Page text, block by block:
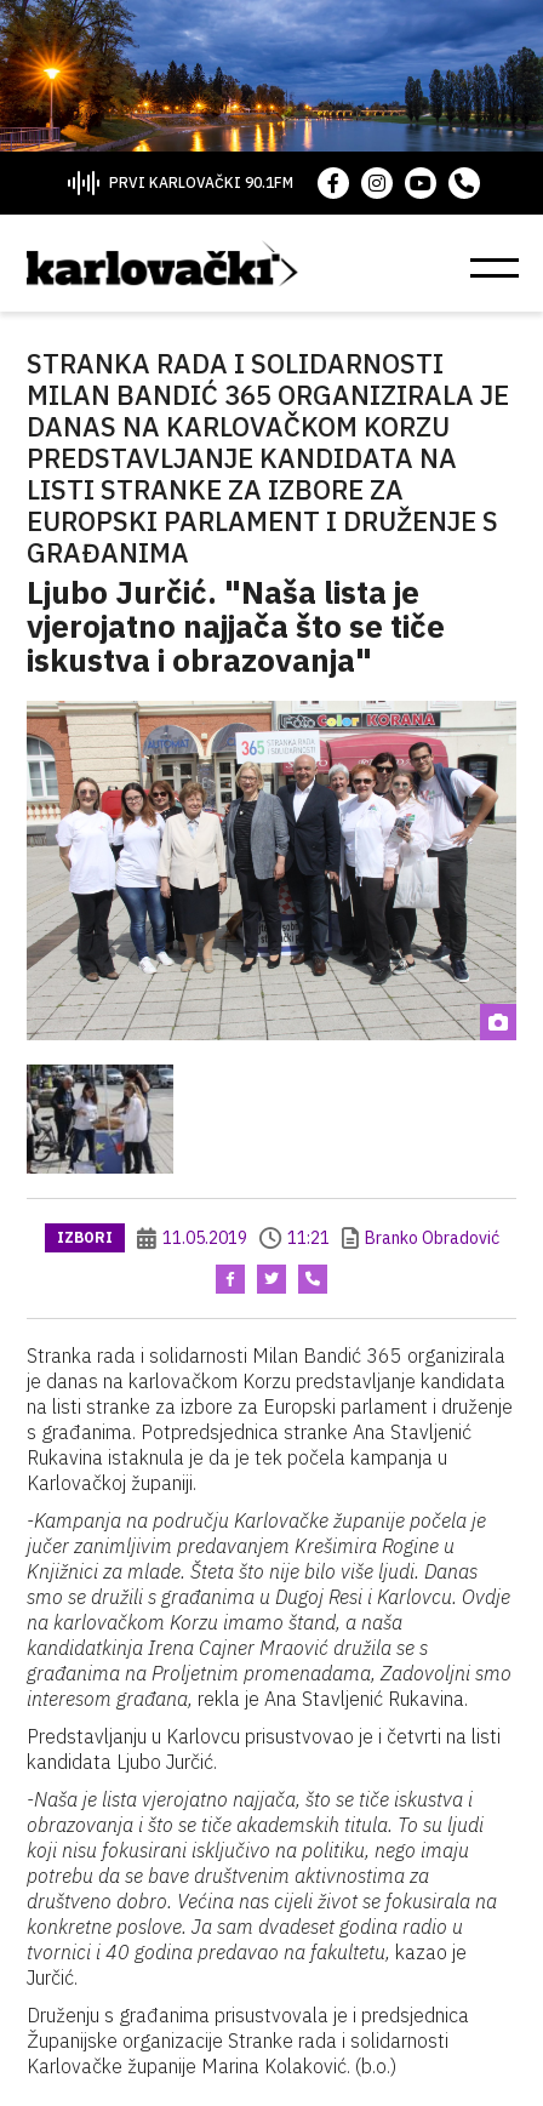
PRVI KARLOVAČKI 90.1FM
STRANKA RADA I SOLIDARNOSTI
MILAN BANDIĆ 365 ORGANIZIRALA JE
DANAS NA KARLOVAČKOM KORZU
PREDSTAVLJANJE KANDIDATA NA
LISTI STRANKE ZA IZBORE ZA
EUROPSKI PARLAMENT I DRUŽENJE S
GRAĐANIMA
Ljubo Jurčić. "Naša lista je
vjerojatno najjača što se tiče
iskustva i obrazovanja"
IZBORI 11.05.2019 11:21 Branko Obradović
Stranka rada i solidarnosti Milan Bandić 365 organizirala
je danas na karlovačkom Korzu predstavljanje kandidata
na listi stranke za izbore za Europski parlament i druženje
s građanima. Potpredsjednica stranke Ana Stavljenić
Rukavina istaknula je da je tek počela kampanja u
Karlovačkoj županiji.
-Kampanja na području Karlovačke županije počela je
jučer zanimljivim predavanjem Krešimira Rogine u
Knjižnici za mlade. Šteta što nije bilo više ljudi. Danas
smo se družili s građanima u Dugoj Resi i Karlovcu. Ovdje
na karlovačkom Korzu imamo štand, a naša
kandidatkinja Irena Cajner Mraović družila se s
građanima na Proljetnim promenadama, Zadovoljni smo
interesom građana, rekla je Ana Stavljenić Rukavina.
Predstavljanju u Karlovcu prisustvovao je i četvrti na listi
kandidata Ljubo Jurčić.
-Naša je lista vjerojatno najjača, što se tiče iskustva i
obrazovanja i što se tiče akademskih titula. To su ljudi
koji nisu fokusirani isključivo na politiku, nego imaju
potrebu da se bave društvenim aktivnostima za
društveno dobro. Većina nas cijeli život se fokusirala na
konkretne poslove. Ja sam dvadeset godina radio u
tvornici i 40 godina predavao na fakultetu, kazao je
Jurčić.
Druženju s građanima prisustvovala je i predsjednica
Županijske organizacije Stranke rada i solidarnosti
Karlovačke županije Marina Kolaković. (b.o.)